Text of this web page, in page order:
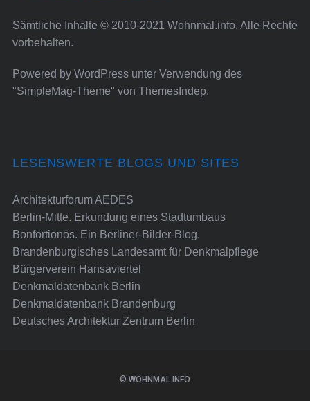
Sämtliche Inhalte © 2010-2021 Wohnmal.info. Alle Rechte
vorbehalten.
Powered by WordPressunter Verwendung des
"SimpleMag-Theme" von ThemesIndep.
LESENSWERTE BLOGS UND SITES
Architekturforum AEDES
Berlin-Mitte. Erkundung eines Stadtumbaus
Bonfortionös. Ein Berliner-Bilder-Blog.
Brandenburgisches Landesamt für Denkmalpflege
Bürgerverein Hansaviertel
Denkmaldatenbank Berlin
Denkmaldatenbank Brandenburg
Deutsches Architektur Zentrum Berlin
© WOHNMAL.INFO